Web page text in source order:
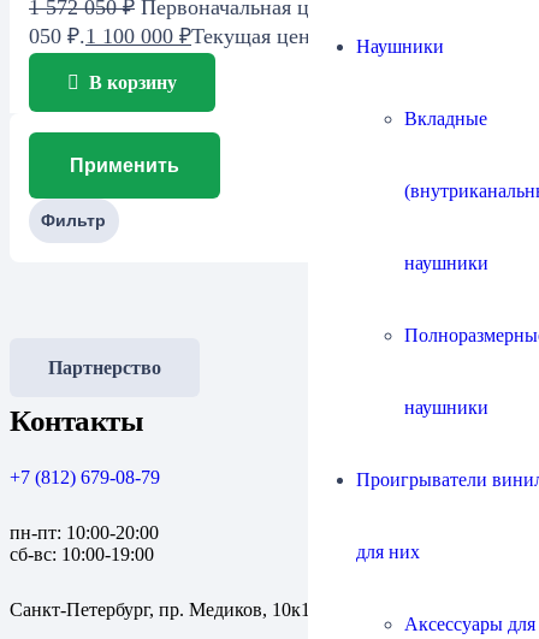
Наушники
Вкладные
наушники
наушники
Проигрыватели
для них
Аксессуары
1 572 050₽ Первоначальная цена составляла 1 572
050 ₽.1 100 000 ₽Текущая цена: 1 100 000 ₽.
В корзину
Применить
Фильтр
Партнерство
Контакты
+7 (812) 679-08-79
пн-пт: 10:00-20:00
сб-вс: 10:00-19:00
Санкт-Петербург, пр. Медиков, 10к1